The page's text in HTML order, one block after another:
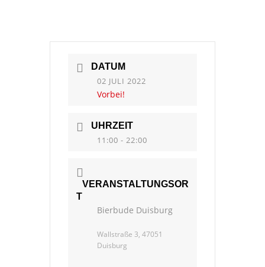
DATUM
02 JULI 2022
Vorbei!
UHRZEIT
11:00 - 22:00
VERANSTALTUNGSOR
T
Bierbude Duisburg
Wallstraße 3, 47051
Duisburg